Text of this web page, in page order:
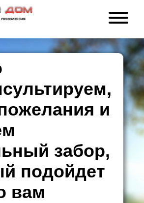
и
забор,
подойдет
вам